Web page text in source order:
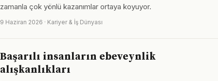
zamanla çok yönlü kazanımlar ortaya koyuyor.
9 Haziran 2026 · Kariyer & İş Dünyası
Başarılı insanların ebeveynlik
alışkanlıkları